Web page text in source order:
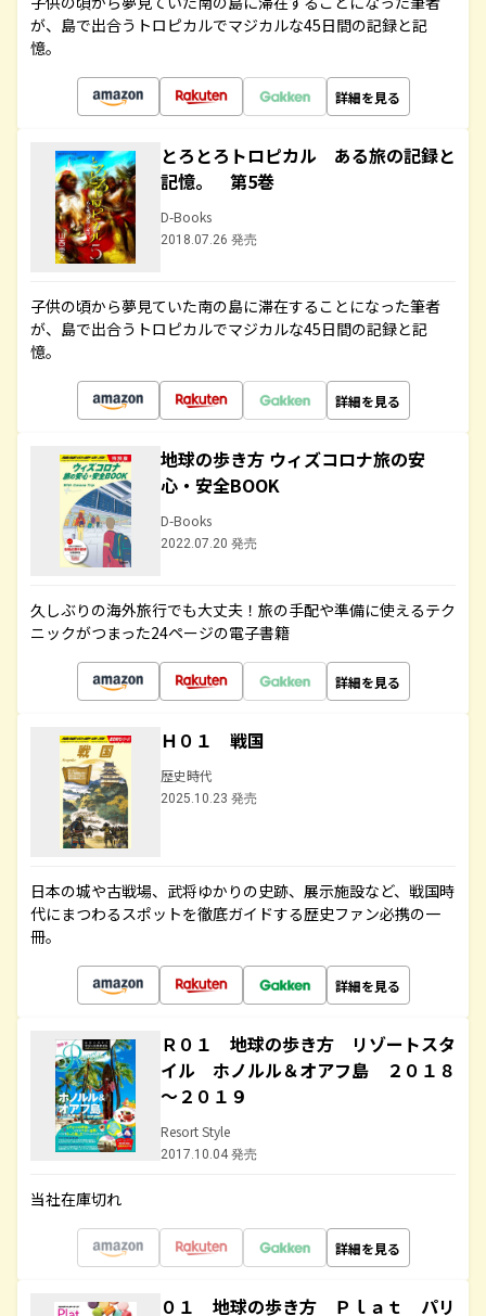
が、島で出合うトロピカルでマジカルな45日間の記録と記
憶。
詳細を見る
とろとろトロピカル ある旅の記録と
記憶。 第5巻
D-Books
2018.07.26 発売
子供の頃から夢見ていた南の島に滞在することになった筆者
が、島で出合うトロピカルでマジカルな45日間の記録と記
憶。
詳細を見る
地球の歩き方 ウィズコロナ旅の安
心・安全BOOK
D-Books
2022.07.20 発売
久しぶりの海外旅行でも大丈夫！旅の手配や準備に使えるテク
ニックがつまった24ページの電子書籍
詳細を見る
Ｈ０１ 戦国
歴史時代
2025.10.23 発売
日本の城や古戦場、武将ゆかりの史跡、展示施設など、戦国時
代にまつわるスポットを徹底ガイドする歴史ファン必携の一
冊。
詳細を見る
Ｒ０１ 地球の歩き方 リゾートスタ
イル ホノルル＆オアフ島 ２０１８
～２０１９
Resort Style
2017.10.04 発売
当社在庫切れ
詳細を見る
０１ 地球の歩き方 Ｐｌａｔ パリ